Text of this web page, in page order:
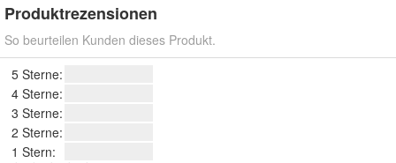
Produktrezensionen
So beurteilen Kunden dieses Produkt.
5 Sterne:
4 Sterne:
3 Sterne:
2 Sterne:
1 Stern: